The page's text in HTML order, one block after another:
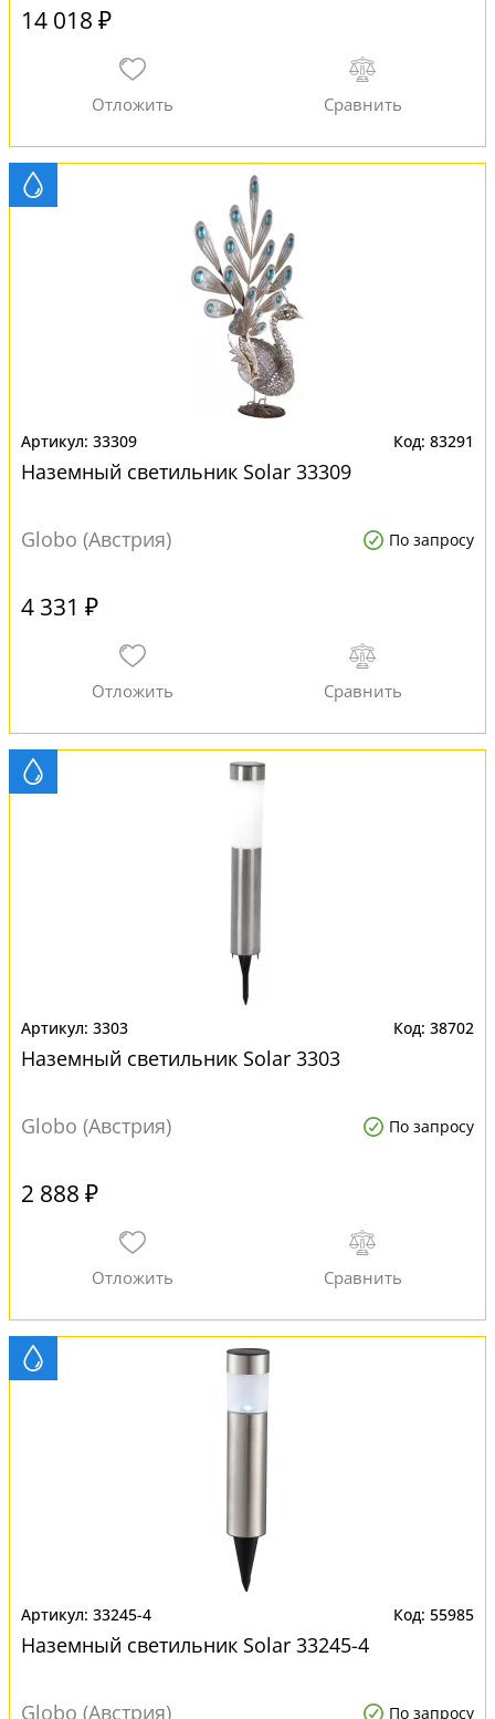
14 018 ₽
33309 83291
Наземный светильник Solar 33309
Globo (Австрия) По запросу
4 331 ₽
3303 38702
Наземный светильник Solar 3303
Globo (Австрия) По запросу
2 888 ₽
33245-4 55985
Наземный светильник Solar 33245-4
Globo (Австрия) По запросу